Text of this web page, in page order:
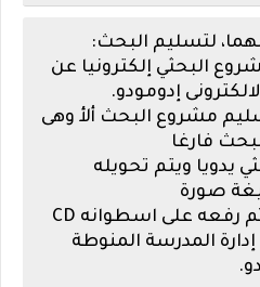
لتسليم البحث:
البحثي إلكترونيا عن
إدومودو.
مشروع البحث ألأ وهى
فارغا
يدويا ويتم تحويله
صورة
ومن ثم رفعه على اسطوانه CD
المدرسة المنوطة